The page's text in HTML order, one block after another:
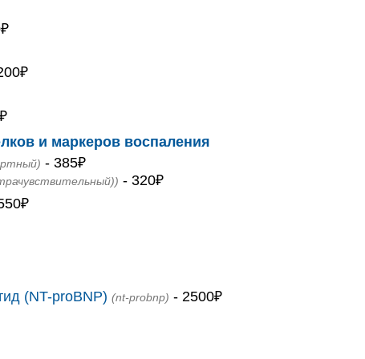
и маркеров воспаления
- 385₽
- 320₽
(NT-proBNP) (nt-probnp) - 2500₽